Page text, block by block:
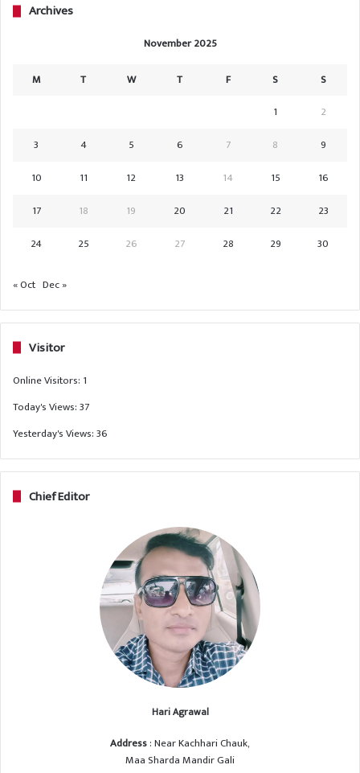
Archives
November 2025
M T W T F S
S
1
2
3
4 5 6 7 8
9
10
11 12 13 14 15
16
17
18 19 20 21 22
23
24
25 26 27 28 29 30
« Oct Dec »
Visitor
Online Visitors: 1
Today's Views:37
Yesterday's Views:36
Chief Editor
Hari Agrawal
Address: Near Kachhari Chauk,
Maa Sharda Mandir Gali